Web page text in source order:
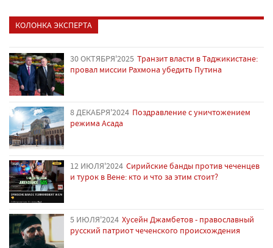
КОЛОНКА ЭКСПЕРТА
30 ОКТЯБРЯ'2025 Транзит власти в Таджикистане:
провал миссии Рахмона убедить Путина
8 ДЕКАБРЯ'2024 Поздравление с уничтожением
режима Асада
12 ИЮЛЯ'2024 Сирийские банды против чеченцев
и турок в Вене: кто и что за этим стоит?
5 ИЮЛЯ'2024 Хусейн Джамбетов - православный
русский патриот чеченского происхождения